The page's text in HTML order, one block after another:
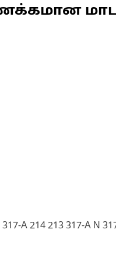
A 214 213 317-A N